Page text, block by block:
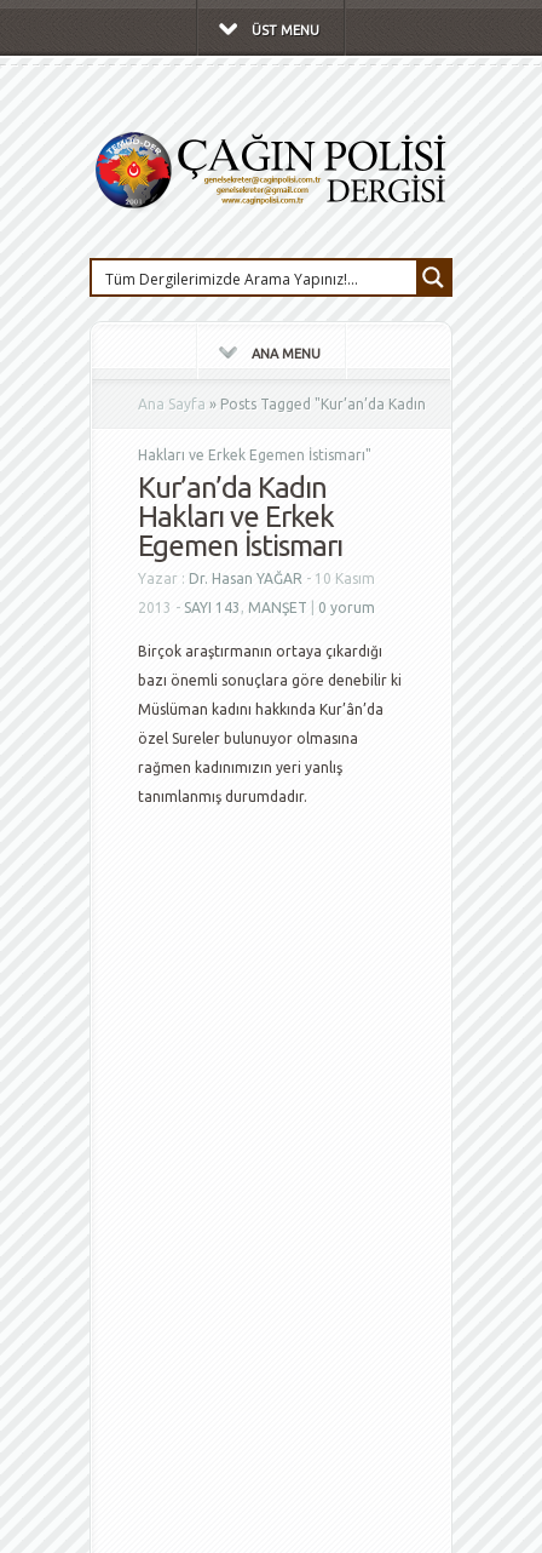
ÜST MENU
ANA MENU
Ana Sayfa » Posts Tagged "Kur’an’da Kadın
Hakları ve Erkek Egemen İstismarı"
Kur’an’da Kadın
Hakları ve Erkek
Egemen İstismarı
Yazar : Dr. Hasan YAĞAR - 10 Kasım
2013 - SAYI 143 , MANŞET 0 yorum
Birçok araştırmanın ortaya çıkardığı
bazı önemli sonuçlara göre denebilir ki
Müslüman kadını hakkında Kur’ân’da
özel Sureler bulunuyor olmasına
rağmen kadınımızın yeri yanlış
tanımlanmış durumdadır.